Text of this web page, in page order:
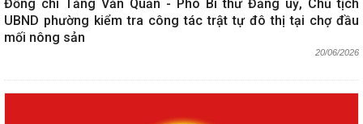
Đồng chí Tăng Văn Quản - Phó Bí thư Đảng uỷ, Chủ tịch
UBND phường kiểm tra công tác trật tự đô thị tại chợ đầu
mối nông sản
20/06/2026